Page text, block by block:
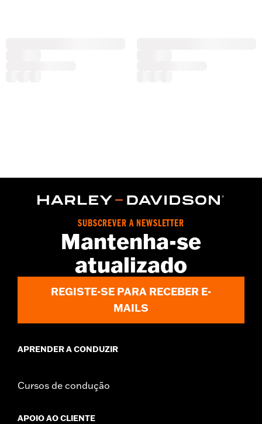
SUBSCREVER A NEWSLETTER
Mantenha-se
atualizado
REGISTE-SE PARA RECEBER E-
MAILS
APRENDER A CONDUZIR
Cursos de condução
APOIO AO CLIENTE